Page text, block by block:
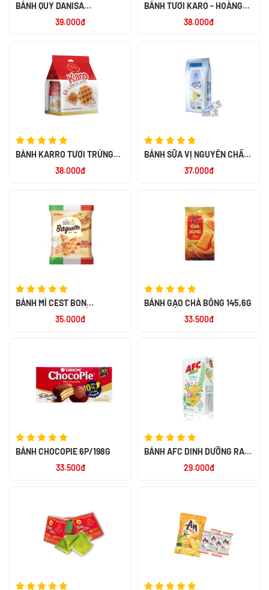
BÁNH QUY DANISA
CHOCOFELLO 150G - NK
INDONESIA39.000đ
BÁNH TƯƠI KARO - HOÀNG
38.000đ
BÁNH KARRO TƯƠI TRỨNG
38.000đ
BÁNH SỮA VỊ NGUYÊN CHẤT -
37.000đ
BÁNH MÌ CEST BON
35.000đ
BÁNH GẠO CHÀ BÔNG 145,6G
33.500đ
BÁNH CHOCOPIE 6P/198G
33.500đ
BÁNH AFC DINH DƯỠNG RAU
29.000đ